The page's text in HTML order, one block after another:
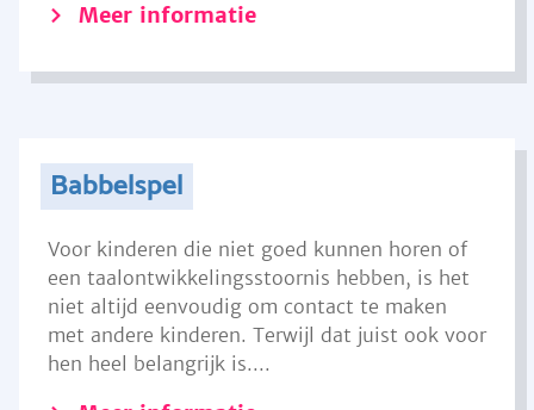
Meer informatie
Babbelspel
Voor kinderen die niet goed kunnen horen of
een taalontwikkelingsstoornis hebben, is het
niet altijd eenvoudig om contact te maken
met andere kinderen. Terwijl dat juist ook voor
hen heel belangrijk is....